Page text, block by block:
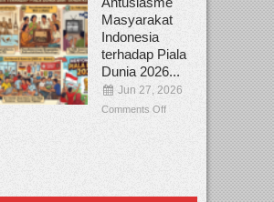
Masyarakat
Indonesia
terhadap Piala
Dunia 2026...
Jun 27, 2026
Comments Off